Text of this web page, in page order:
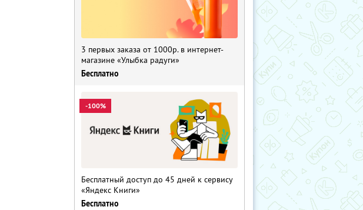
3 первых заказа от 1000р. в интернет-
магазине «Улыбка радуги»
Бесплатно
-100%
Бесплатный доступ до 45 дней к сервису
«Яндекс Книги»
Бесплатно